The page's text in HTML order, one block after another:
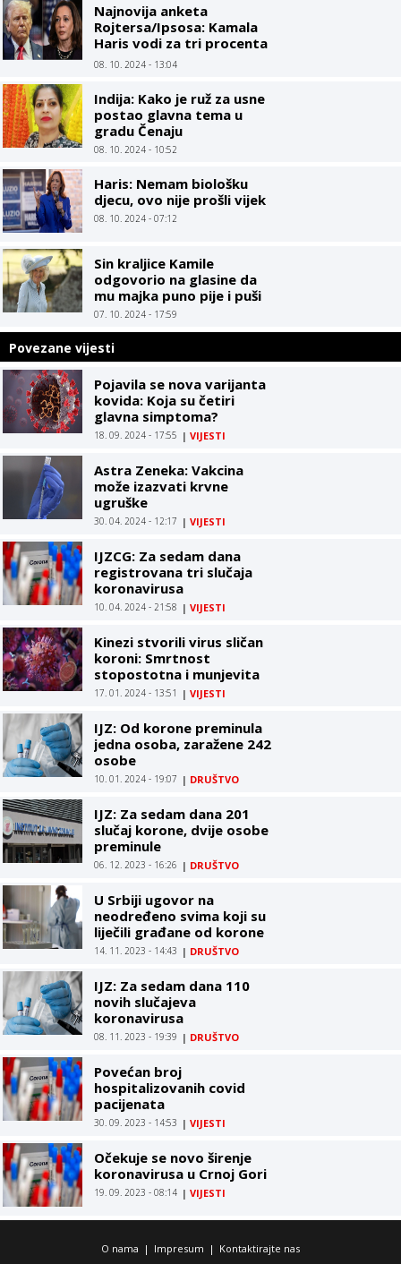
Najnovija anketa
Rojtersa/Ipsosa: Kamala
Haris vodi za tri procenta
u odnosu na Trampa
08. 10. 2024 - 13:04
Indija: Kako je ruž za usne
postao glavna tema u
gradu Čenaju
08. 10. 2024 - 10:52
Haris: Nemam biološku
djecu, ovo nije prošli vijek
08. 10. 2024 - 07:12
Sin kraljice Kamile
odgovorio na glasine da
mu majka puno pije i puši
07. 10. 2024 - 17:59
Povezane vijesti
Pojavila se nova varijanta
kovida: Koja su četiri
glavna simptoma?
18. 09. 2024 - 17:55 | VIJESTI
Astra Zeneka: Vakcina
može izazvati krvne
ugruške
30. 04. 2024 - 12:17 | VIJESTI
IJZCG: Za sedam dana
registrovana tri slučaja
koronavirusa
10. 04. 2024 - 21:58 | VIJESTI
Kinezi stvorili virus sličan
koroni: Smrtnost
stopostotna i munjevita
17. 01. 2024 - 13:51 | VIJESTI
IJZ: Od korone preminula
jedna osoba, zaražene 242
osobe
10. 01. 2024 - 19:07 | DRUŠTVO
IJZ: Za sedam dana 201
slučaj korone, dvije osobe
preminule
06. 12. 2023 - 16:26 | DRUŠTVO
U Srbiji ugovor na
neodređeno svima koji su
liječili građane od korone
14. 11. 2023 - 14:43 | DRUŠTVO
IJZ: Za sedam dana 110
novih slučajeva
koronavirusa
08. 11. 2023 - 19:39 | DRUŠTVO
Povećan broj
hospitalizovanih covid
pacijenata
30. 09. 2023 - 14:53 | VIJESTI
Očekuje se novo širenje
koronavirusa u Crnoj Gori
19. 09. 2023 - 08:14 | VIJESTI
O nama | Impresum | Kontaktirajte nas